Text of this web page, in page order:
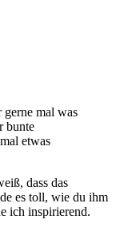
mal was
bunte
etwas
dass das
es toll, wie du ihm
ich inspirierend.